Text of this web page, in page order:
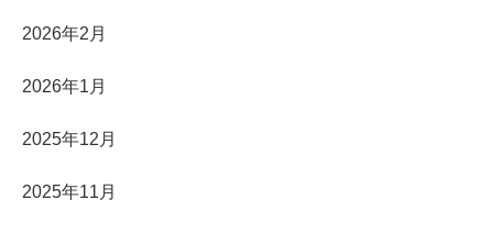
2026年2月
2026年1月
2025年12月
2025年11月